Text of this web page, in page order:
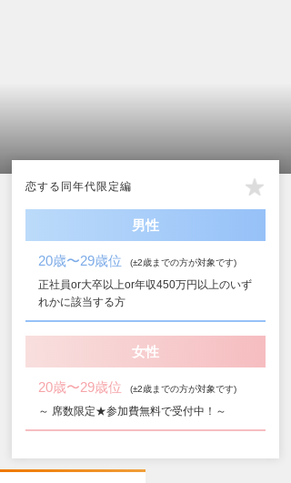
恋する同年代限定編
男性
20歳〜29歳位 (±2歳までの方が対象です)
正社員or大卒以上or年収450万円以上のいず
れかに該当する方
女性
20歳〜29歳位 (±2歳までの方が対象です)
～ 席数限定★参加費無料で受付中！～